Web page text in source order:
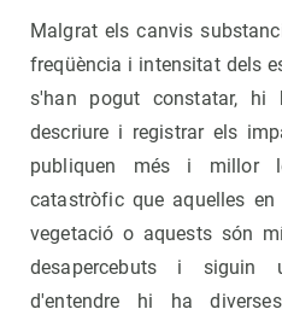
Malgrat els canvis
freqüència i intensitat dels
s'han pogut constatar,
descriure i registrar els
publiquen més i millor
catastròfic que aquelles
vegetació o aquests són
desapercebuts i
d'entendre hi ha